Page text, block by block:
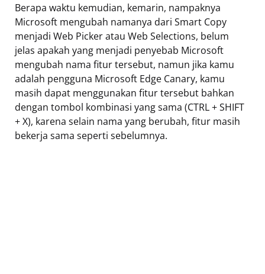
Berapa waktu kemudian, kemarin, nampaknya
Microsoft mengubah namanya dari Smart Copy
menjadi Web Picker atau Web Selections, belum
jelas apakah yang menjadi penyebab Microsoft
mengubah nama fitur tersebut, namun jika kamu
adalah pengguna Microsoft Edge Canary, kamu
masih dapat menggunakan fitur tersebut bahkan
dengan tombol kombinasi yang sama (CTRL + SHIFT
+ X), karena selain nama yang berubah, fitur masih
bekerja sama seperti sebelumnya.